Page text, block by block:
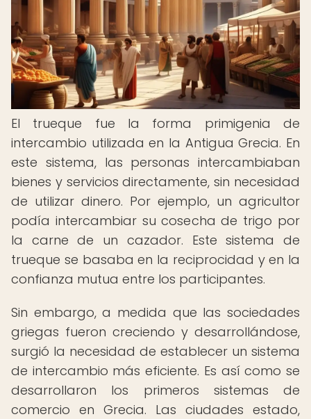
El trueque fue la forma primigenia de
intercambio utilizada en la Antigua Grecia. En
este sistema, las personas intercambiaban
bienes y servicios directamente, sin necesidad
de utilizar dinero. Por ejemplo, un agricultor
podía intercambiar su cosecha de trigo por
la carne de un cazador. Este sistema de
trueque se basaba en la reciprocidad y en la
confianza mutua entre los participantes.
Sin embargo, a medida que las sociedades
griegas fueron creciendo y desarrollándose,
surgió la necesidad de establecer un sistema
de intercambio más eficiente. Es así como se
desarrollaron los primeros sistemas de
comercio en Grecia. Las ciudades estado,